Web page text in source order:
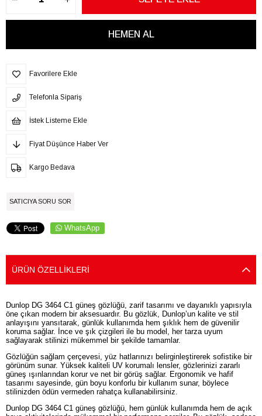
Favorilere Ekle
Telefonla Sipariş
İstek Listeme Ekle
Fiyat Düşünce Haber Ver
Kargo Bedava
SATICIYA SORU SOR
WhatsApp
ÜRÜN ÖZELLIKLERI
Dunlop DG 3464 C1 güneş gözlüğü, zarif tasarımı ve dayanıklı yapısıyla
öne çıkan modern bir aksesuardır. Bu gözlük, Dunlop’un kalite ve stil
anlayışını yansıtarak, günlük kullanımda hem şıklık hem de güvenilir
koruma sağlar. İnce ve şık çizgileri ile bu model, her tarza uyum
sağlayarak stilinizi mükemmel bir şekilde tamamlar.
Gözlüğün sağlam çerçevesi, yüz hatlarınızı belirginleştirerek sofistike bir
görünüm sunar. Yüksek kaliteli UV korumalı lensler, gözlerinizi zararlı
güneş ışınlarından korur ve net bir görüş sağlar. Ergonomik ve hafif
tasarımı sayesinde, gün boyu konforlu bir kullanım sunar, böylece
stilinizden ödün vermeden rahatça kullanabilirsiniz.
Dunlop DG 3464 C1 güneş gözlüğü, hem günlük kullanımda hem de açık